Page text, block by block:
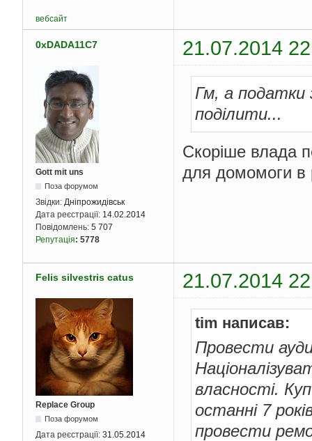
вебсайт
0xDADA11C7 21.07.2014
Gott mit uns
Поза форумом
Звідки: Дніпрожидівськ
Дата реєстрації: 14.02.2014
Повідомлень: 5 707
Репутація: 5778
Гм, а податки
поділити...
Скоріше влада
для домомоги в
Felis silvestris catus 21.07.2014
Replace Group
Поза форумом
Дата реєстрації: 31.05.2014
tim написав:
Провести
власності.
останні 7
провести